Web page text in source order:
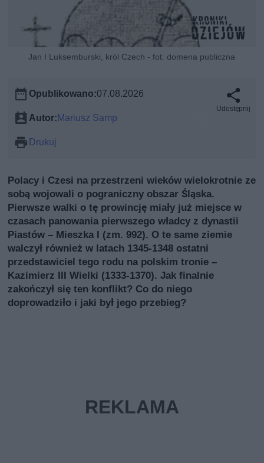
Jan I Luksemburski, król Czech - fot. domena publiczna
Opublikowano:07.08.2026
Autor: Mariusz Samp
Drukuj
Udostępnij
Polacy i Czesi na przestrzeni wieków wielokrotnie ze
sobą wojowali o pograniczny obszar Śląska.
Pierwsze walki o tę prowincję miały już miejsce w
czasach panowania pierwszego władcy z dynastii
Piastów – Mieszka I (zm. 992). O te same ziemie
walczył również w latach 1345-1348 ostatni
przedstawiciel tego rodu na polskim tronie –
Kazimierz III Wielki (1333-1370). Jak finalnie
zakończył się ten konflikt? Co do niego
doprowadziło i jaki był jego przebieg?